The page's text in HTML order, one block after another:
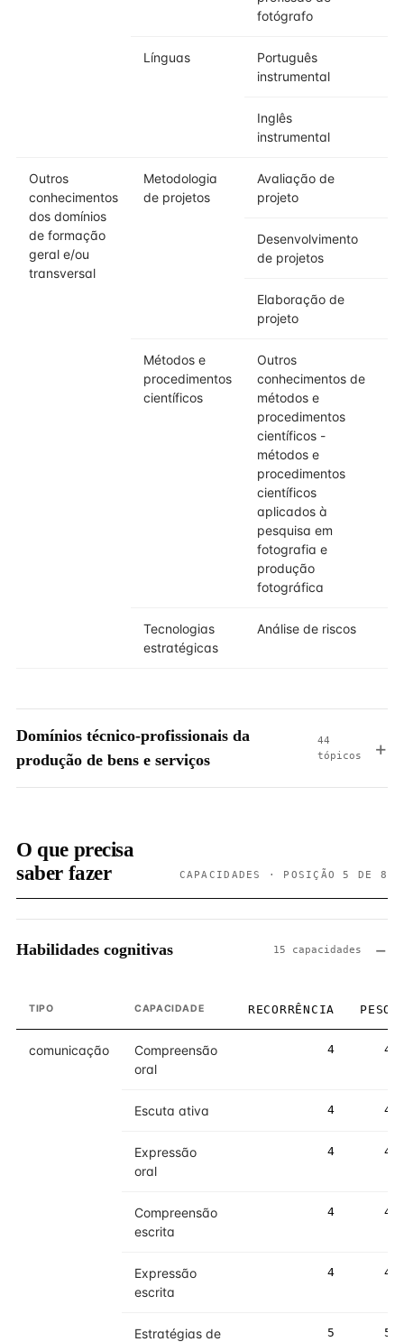
fotógrafo
Línguas
Português
instrumental
Inglês
instrumental
Outros
conhecimentos
dos domínios
de formação
geral e/ou
transversal
Metodologia
de projetos
Avaliação de
projeto
Desenvolvimento
de projetos
Elaboração de
projeto
Métodos e
procedimentos
científicos
Outros
conhecimentos de
métodos e
procedimentos
científicos -
métodos e
procedimentos
científicos
aplicados à
pesquisa em
fotografia e
produção
fotográfica
Tecnologias
estratégicas
Análise de riscos
Domínios técnico-profissionais da
produção de bens e serviços
44
tópicos
O que precisa
saber fazer
CAPACIDADES · POSIÇÃO 5 DE 8
Habilidades cognitivas 15 capacidades
TIPO CAPACIDADE RECORRÊNCIA PESO
comunicação
Compreensão
oral
4 4
Escuta ativa 4 4
Expressão
oral
4 4
Compreensão
escrita
4 4
Expressão
escrita
4 4
Estratégias de
5 5